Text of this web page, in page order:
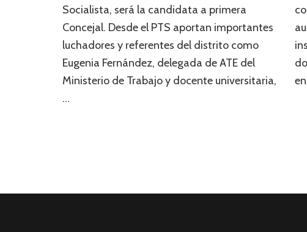
Socialista, será la candidata a primera
Concejal. Desde el PTS aportan importantes
luchadores y referentes del distrito como
Eugenia Fernández, delegada de ATE del
Ministerio de Trabajo y docente universitaria,
…